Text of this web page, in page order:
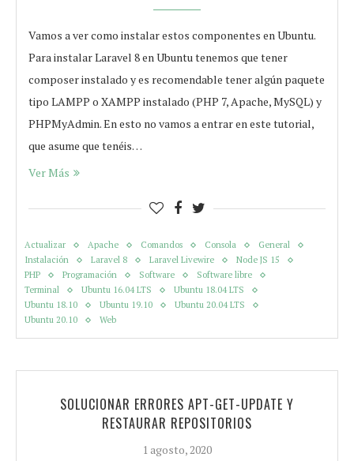
Vamos a ver como instalar estos componentes en Ubuntu.
Para instalar Laravel 8 en Ubuntu tenemos que tener
composer instalado y es recomendable tener algún paquete
tipo LAMPP o XAMPP instalado (PHP 7, Apache, MySQL) y
PHPMyAdmin. En esto no vamos a entrar en este tutorial,
que asume que tenéis…
Ver Más
Actualizar Apache Comandos Consola
General
Instalación
Laravel 8 Laravel Livewire
Node JS 15
PHP
Programación Software
Software libre
Terminal
Ubuntu 16.04 LTS
Ubuntu 18.04 LTS
Ubuntu 18.10
Ubuntu 19.10
Ubuntu 20.04 LTS
Ubuntu 20.10
Web
SOLUCIONAR ERRORES APT-GET-UPDATE Y
RESTAURAR REPOSITORIOS
1 agosto, 2020